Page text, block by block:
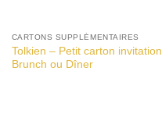
CARTONS SUPPLÉMENTAIRES
Tolkien – Petit carton invitation
Brunch ou Dîner